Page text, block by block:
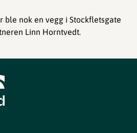
ble nok en vegg i Stockfletsgate
Linn Horntvedt.